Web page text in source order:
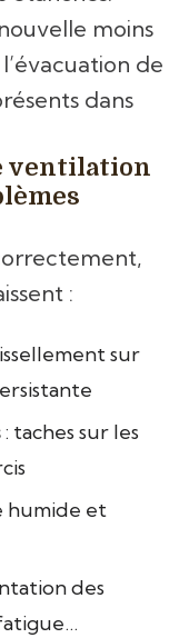
moins
de
dans
ventilation
:
sur
: taches sur les
humide et
des